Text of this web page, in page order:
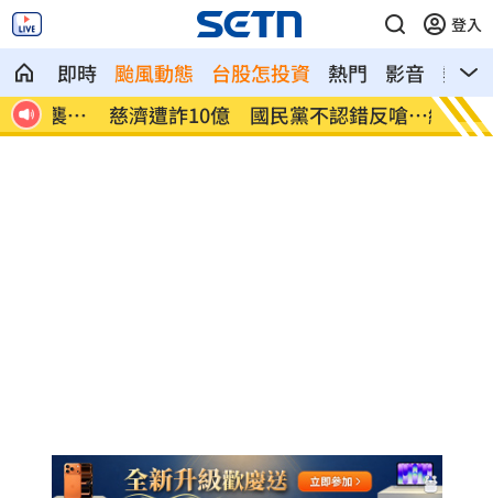
登入
即時 颱風動態 台股怎投資 熱門 影音
熱搜
率
慈濟遭詐10億 國民黨不認錯反嗆⋯網炸
鍋
就業
高